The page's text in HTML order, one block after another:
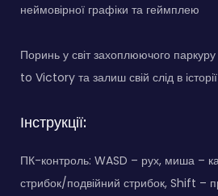
неймовірної графіки та геймплею
Поринь у світ захоплюючого
to Victory та залиш свій слід в
Інструкції:
ПК-контроль: WASD – рух, миша –
стрибок/подвійний стрибок, Shift –